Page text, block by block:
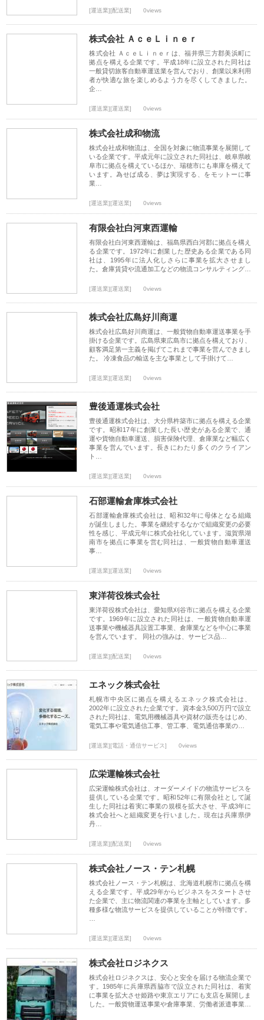
[運送業][配送業] 0views
株式会社 ＡｃｅＬｉｎｅｒ
株式会社 ＡｃｅＬｉｎｅｒは、福井県三方郡美浜町に
拠点を構える企業です。平成18年に設立された同社は
一般貸切旅客自動車運送業を営んでおり、創業以来利用
者が快適な旅を楽しめるよう力を尽くしてきました。
企…
[運送業][運送業] 0views
株式会社成和物流
株式会社成和物流は、全国を対象に物流事業を展開して
いる企業です。平成元年に設立された同社は、岐阜県岐
阜市に拠点を構えているほか、瑞穂市にも車庫を構えて
います。為せば成る、夢は実現する、をモットーに事
業…
[運送業][運送業] 0views
有限会社白河東西運輸
有限会社白河東西運輸は、福島県西白河郡に拠点を構え
る企業です。1972年に創業した歴史ある企業である同
社は、1995年に法人化しさらに事業を拡大させまし
た。倉庫賃貸や流通加工などの物流コンサルティング…
[運送業][運送業] 0views
株式会社広島好川商運
株式会社広島好川商運は、一般貨物自動車運送事業を手
掛ける企業です。広島県東広島市に拠点を構えており、
顧客満足第一主義を掲げてこれまで事業を営んできまし
た。 冷凍食品の輸送を主な事業として手掛けて…
[運送業][運送業] 0views
豊後通運株式会社
豊後通運株式会社は、大分県杵築市に拠点を構える企業
です。昭和17年に創業した長い歴史がある企業で、通
運や貨物自動車運送、損害保険代理、倉庫業など幅広く
事業を営んでいます。長きにわたり多くのクライアン
ト…
[運送業][運送業] 0views
石部運輸倉庫株式会社
石部運輸倉庫株式会社は、昭和32年に母体となる組織
が誕生しました。事業を継続するなかで組織変更の必要
性を感じ、平成元年に株式会社化しています。滋賀県湖
南市を拠点に事業を営む同社は、一般貨物自動車運送
事…
[運送業][運送業] 0views
東洋荷役株式会社
東洋荷役株式会社は、愛知県刈谷市に拠点を構える企業
です。1969年に設立された同社は、一般貨物自動車運
送事業や機械器具設置工事業、倉庫業などを中心に事業
を営んでいます。 同社の強みは、サービス品…
[運送業][配送業] 0views
エネック株式会社
札幌市中央区に拠点を構えるエネック株式会社は、
2002年に設立された企業です。資本金3,500万円で設立
された同社は、電気用機械器具や資材の販売をはじめ、
電気工事や電気通信工事、管工事、電気通信事業の…
[運送業][電話・通信サービス] 0views
広栄運輸株式会社
広栄運輸株式会社は、オーダーメイドの物流サービスを
提供している企業です。昭和52年に有限会社として誕
生した同社は着実に事業の規模を拡大させ、平成3年に
株式会社へと組織変更を行いました。現在は兵庫県伊
丹…
[運送業][配送業] 0views
株式会社ノース・テン札幌
株式会社ノース・テン札幌は、北海道札幌市に拠点を構
える企業です。平成29年からビジネスをスタートさせ
た企業で、主に物流関連の事業を主軸としています。多
種多様な物流サービスを提供していることが特徴です。
[運送業][運送業] 0views
株式会社ロジネクス
株式会社ロジネクスは、安心と安全を届ける物流企業で
す。1985年に兵庫県西脇市で設立された同社は、着実
に事業を拡大させ姫路や東京エリアにも支店を展開しま
した。一般貨物運送事業や倉庫事業、労働者派遣事業…